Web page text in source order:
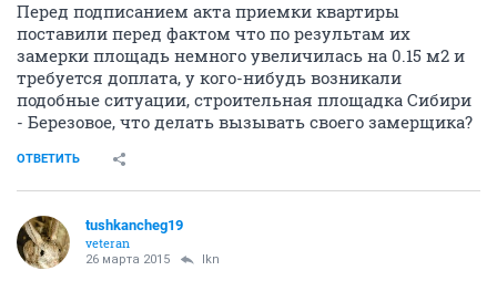
Перед подписанием акта приемки квартиры
поставили перед фактом что по результам их
замерки площадь немного увеличилась на 0.15 м2 и
требуется доплата, у кого-нибудь возникали
подобные ситуации, строительная площадка Сибири
- Березовое, что делать вызывать своего замерщика?
ОТВЕТИТЬ
tushkancheg19
veteran
26 марта 2015 lkn